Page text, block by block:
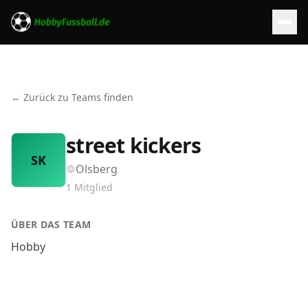
← Zurück zu Teams finden
SK
street kickers
Olsberg
1 Mitglied
ÜBER DAS TEAM
Hobby